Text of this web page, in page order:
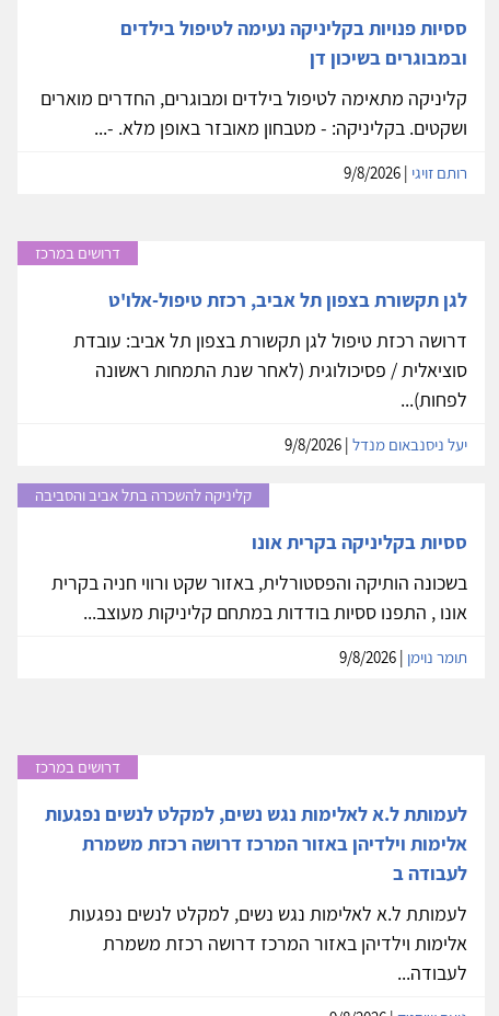
ססיות פנויות בקליניקה נעימה לטיפול בילדים
ובמבוגרים בשיכון דן
קליניקה מתאימה לטיפול בילדים ומבוגרים, החדרים מוארים
ושקטים. בקליניקה: - מטבחון מאובזר באופן מלא. -...
רותם זויגי | 9/8/2026
דרושים במרכז
לגן תקשורת בצפון תל אביב, רכזת טיפול-אלו'ט
דרושה רכזת טיפול לגן תקשורת בצפון תל אביב: עובדת
סוציאלית / פסיכולוגית (לאחר שנת התמחות ראשונה
לפחות)...
יעל ניסנבאום מנדל | 9/8/2026
קליניקה להשכרה בתל אביב והסביבה
ססיות בקליניקה בקרית אונו
בשכונה הותיקה והפסטורלית, באזור שקט ורווי חניה בקרית
אונו , התפנו ססיות בודדות במתחם קליניקות מעוצב...
תומר נוימן | 9/8/2026
דרושים במרכז
לעמותת ל.א לאלימות נגש נשים, למקלט לנשים נפגעות
אלימות וילדיהן באזור המרכז דרושה רכזת משמרת
לעבודה ב
לעמותת ל.א לאלימות נגש נשים, למקלט לנשים נפגעות
אלימות וילדיהן באזור המרכז דרושה רכזת משמרת
לעבודה...